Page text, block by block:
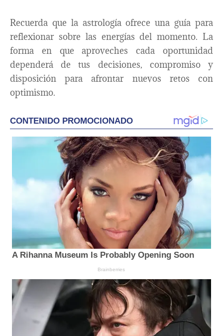
Recuerda que la astrología ofrece una guía para
reflexionar sobre las energías del momento. La
forma en que aproveches cada oportunidad
dependerá de tus decisiones, compromiso y
disposición para afrontar nuevos retos con
optimismo.